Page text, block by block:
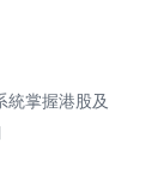
統掌握港股及